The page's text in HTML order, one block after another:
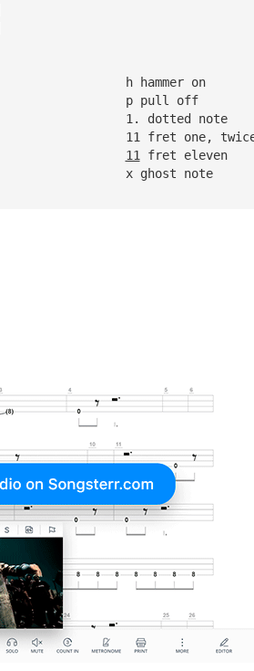
|| repeat between || as indicated			h hammer on
/ slide up						p pull off
\ slide down						1. dotted note
> let note ring						11 fret one,
11 fret eleven
R rest							x ghost note